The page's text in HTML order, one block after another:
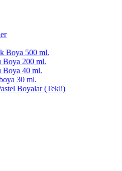
Boya 500 ml.
Boya 200 ml.
Boya 40 ml.
30 ml.
Boyalar (Tekli)